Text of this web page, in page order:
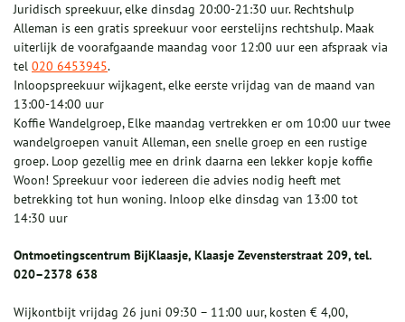
Juridisch spreekuur, elke dinsdag 20:00-21:30 uur. Rechtshulp
Alleman is een gratis spreekuur voor eerstelijns rechtshulp. Maak
uiterlijk de voorafgaande maandag voor 12:00 uur een afspraak via
tel 020 6453945.
Inloopspreekuur wijkagent, elke eerste vrijdag van de maand van
13:00-14:00 uur
Koffie Wandelgroep, Elke maandag vertrekken er om 10:00 uur twee
wandelgroepen vanuit Alleman, een snelle groep en een rustige
groep. Loop gezellig mee en drink daarna een lekker kopje koffie
Woon! Spreekuur voor iedereen die advies nodig heeft met
betrekking tot hun woning. Inloop elke dinsdag van 13:00 tot
14:30 uur
Ontmoetingscentrum BijKlaasje, Klaasje Zevensterstraat 209, tel.
020–2378 638
Wijkontbijt vrijdag 26 juni 09:30 – 11:00 uur, kosten € 4,00,